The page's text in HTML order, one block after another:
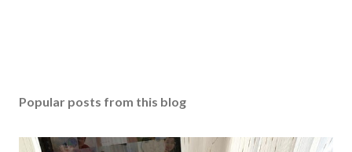
Popular posts from this blog